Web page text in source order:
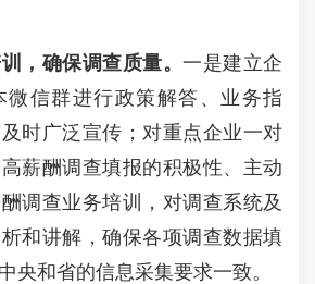
，确保调查质量。 一是建立企
微信群进行政策解答、业务指
时广泛宣传；对重点企业一对
薪酬调查填报的积极性、主动
调查业务培训，对调查系统及
和讲解，确保各项调查数据填
央和省的信息采集要求一致。